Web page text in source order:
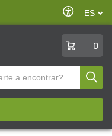
Habilitar
ES
0